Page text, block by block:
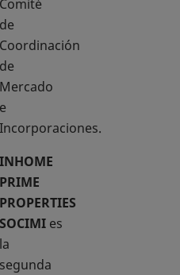
Comité
de
Coordinación
de
Mercado
e
Incorporaciones.
INHOME
PRIME
PROPERTIES
SOCIMI es
la
segunda